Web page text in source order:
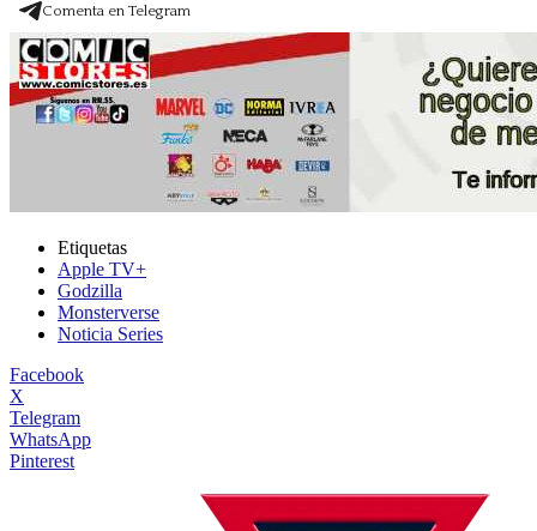
Comenta en Telegram
Etiquetas
Apple TV+
Godzilla
Monsterverse
Noticia Series
Facebook
X
Telegram
WhatsApp
Pinterest